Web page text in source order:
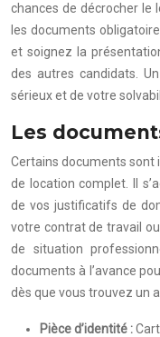
chances de décrocher le
les documents
et soignez la
des autres candidats.
sérieux et de votre
Les
Certains documents sont
de location complet. Il
de vos justificatifs de
votre contrat de travail
de situation
documents à l’avance
dès que vous trouvez un
Pièce d’identité :